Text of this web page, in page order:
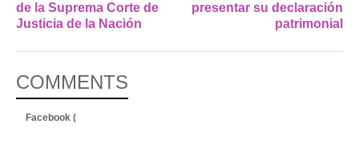
de la Suprema Corte de
Justicia de la Nación
presentar su declaración
patrimonial
COMMENTS
Facebook (